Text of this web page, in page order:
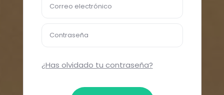
Correo electrónico
Contraseña
¿Has olvidado tu contraseña?